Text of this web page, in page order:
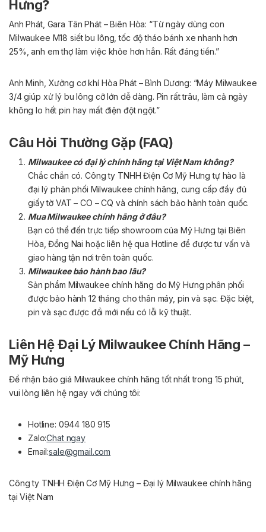
Hưng?
Anh Phát, Gara Tân Phát – Biên Hòa: “Từ ngày dùng con
Milwaukee M18 siết bu lông, tốc độ tháo bánh xe nhanh hơn
25%, anh em thợ làm việc khỏe hơn hẳn. Rất đáng tiền.”
Anh Minh, Xưởng cơ khí Hòa Phát – Bình Dương: “Máy Milwaukee
3/4 giúp xử lý bu lông cỡ lớn dễ dàng. Pin rất trâu, làm cả ngày
không lo hết pin hay mất điện đột ngột.”
Câu Hỏi Thường Gặp (FAQ)
Milwaukee có đại lý chính hãng tại Việt Nam không?
Chắc chắn có. Công ty TNHH Điện Cơ Mỹ Hưng tự hào là
đại lý phân phối Milwaukee chính hãng, cung cấp đầy đủ
giấy tờ VAT – CO – CQ và chính sách bảo hành toàn quốc.
Mua Milwaukee chính hãng ở đâu?
Bạn có thể đến trực tiếp showroom của Mỹ Hưng tại Biên
Hòa, Đồng Nai hoặc liên hệ qua Hotline để được tư vấn và
giao hàng tận nơi trên toàn quốc.
Milwaukee bảo hành bao lâu?
Sản phẩm Milwaukee chính hãng do Mỹ Hưng phân phối
được bảo hành 12 tháng cho thân máy, pin và sạc. Đặc biệt,
pin và sạc được đổi mới nếu có lỗi kỹ thuật.
Liên Hệ Đại Lý Milwaukee Chính Hãng –
Mỹ Hưng
Để nhận báo giá Milwaukee chính hãng tốt nhất trong 15 phút,
vui lòng liên hệ ngay với chúng tôi:
Hotline: 0944 180 915
Zalo:Chat ngay
Email:sale@gmail.com
Công ty TNHH Điện Cơ Mỹ Hưng – Đại lý Milwaukee chính hãng
tại Việt Nam